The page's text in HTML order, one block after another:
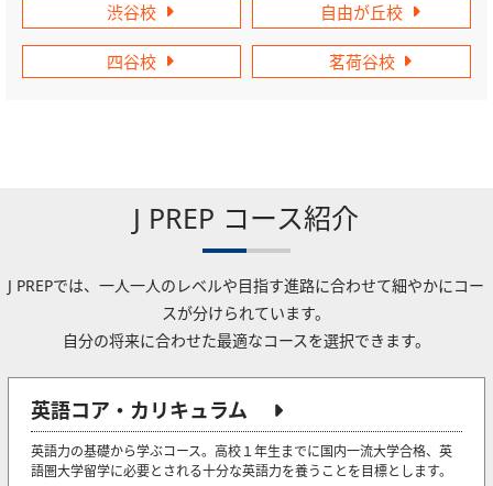
渋谷校 自由が丘校
四谷校 茗荷谷校
J PREP コース紹介
J PREPでは、一人一人のレベルや目指す進路に合わせて細やかにコー
スが分けられています。
自分の将来に合わせた最適なコースを選択できます。
英語コア・カリキュラム
英語力の基礎から学ぶコース。高校１年生までに国内一流大学合格、英
語圏大学留学に必要とされる十分な英語力を養うことを目標とします。